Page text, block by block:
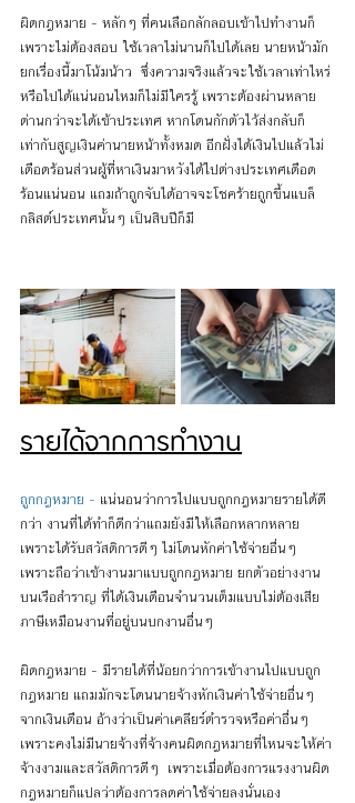
ผิดกฎหมาย - หลักๆ ที่คนเลือกลักลอบเข้าไปทำงานก็
เพราะไม่ต้องสอบ ใช้เวลาไม่นานก็ไปได้เลย นายหน้ามัก
ยกเรื่องนี้มาโน้มน้าว  ซึ่งความจริงแล้วจะใช้เวลาเท่าไหร่
หรือไปได้แน่นอนไหมก็ไม่มีใครรู้ เพราะต้องผ่านหลาย
ด่านกว่าจะได้เข้าประเทศ หากโดนกักตัวไว้ส่งกลับก็
เท่ากับสูญเงินค่านายหน้าทั้งหมด อีกฝั่งได้เงินไปแล้วไม่
เดือดร้อนส่วนผู้ที่หาเงินมาหวังได้ไปต่างประเทศเดือด
ร้อนแน่นอน แถมถ้าถูกจับได้อาจจะโชคร้ายถูกขึ้นแบล็
กลิสต์ประเทศนั้นๆ เป็นสิบปีก็มี
รายได้จากการทำงาน
ถูกกฎหมาย - แน่นอนว่าการไปแบบถูกกฎหมายรายได้ดี
กว่า งานที่ได้ทำก็ดีกว่าแถมยังมีให้เลือกหลากหลาย
เพราะได้รับสวัสดิการดีๆ ไม่โดนหักค่าใช้จ่ายอื่นๆ
เพราะถือว่าเข้างานมาแบบถูกกฎหมาย ยกตัวอย่างงาน
บนเรือสำราญ ที่ได้เงินเดือนจำนวนเต็มแบบไม่ต้องเสีย
ภาษีเหมือนงานที่อยู่บนบกงานอื่นๆ
ผิดกฎหมาย - มีรายได้ที่น้อยกว่าการเข้างานไปแบบถูก
กฎหมาย แถมมักจะโดนนายจ้างหักเงินค่าใช้จ่ายอื่นๆ
จากเงินเดือน อ้างว่าเป็นค่าเคลียร์ตำรวจหรือค่าอื่นๆ
เพราะคงไม่มีนายจ้างที่จ้างคนผิดกฎหมายที่ไหนจะให้ค่า
จ้างงามและสวัสดิการดีๆ  เพราะเมื่อต้องการแรงงานผิด
กฎหมายก็แปลว่าต้องการลดค่าใช้จ่ายลงนั่นเอง